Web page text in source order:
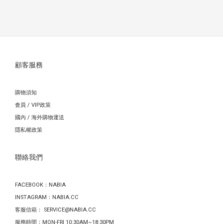
顧客服務
購物須知
會員 / VIP政策
國內 / 海外購物運送
隱私權政策
聯絡我們
FACEBOOK： NABIA
INSTAGRAM： NABIA.CC
客服信箱： SERVICE@NABIA.CC
服務時間：MON-FRI 10:30AM~18:30PM